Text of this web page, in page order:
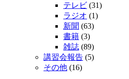
テレビ (31)
ラジオ (1)
新聞 (63)
書籍 (3)
雑誌 (89)
講習会報告 (5)
その他 (16)